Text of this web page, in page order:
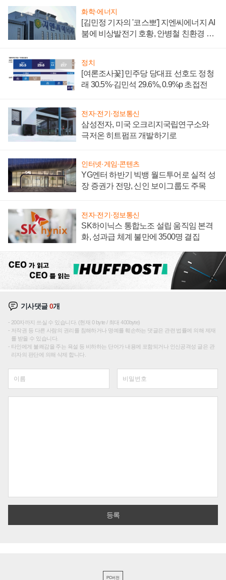
화학·에너지
[김민정 기자의 '코스뽀'] 지엔씨에너지 AI
붐에 비상발전기 호황, 안병철 친환경 에
정치
[여론조사꽃] 민주당 당대표 선호도 정청
래 30.5%·김민석 29.6%, 0.9%p 초접전
전자·전기·정보통신
삼성전자, 미국 오크리지국립연구소와
극저온 히트펌프 개발하기로
인터넷·게임·콘텐츠
YG엔터 하반기 빅뱅 월드투어로 실적 성
장 증권가 전망, 신인 보이그룹도 주목
전자·전기·정보통신
SK하이닉스 통합노조 설립 움직임 본격
화, 성과급 체계 불만에 3500명 결집
기사댓글0개
200자까지 쓰실 수 있습니다. (현재 0 byte / 최대 400byte)
저작권 등 다른 사람의 권리를 침해하거나 명예를 훼손하는 댓글은 관련 법률에 의해 제재
를 받을 수 있습니다.
타인에게 불쾌감을 주는 욕설 등 비하하는 단어가 내용에 포함되거나 인신공격성 글은 관
리자의 판단에 의해 삭제 합니다.
PC버전